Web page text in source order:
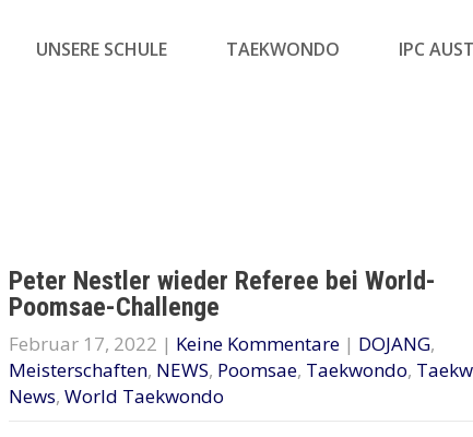
UNSERE SCHULE TAEKWONDO IPC
Peter Nestler wieder Referee bei World-
Poomsae-Challenge
Februar 17, 2022 | Keine Kommentare| DOJANG,
Meisterschaften, NEWS, Poomsae, Taekwondo,
News, World Taekwondo